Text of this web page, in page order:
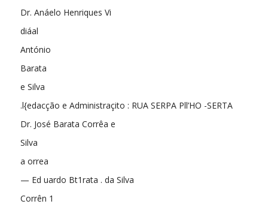
Dr. Anáelo Henriques Vi­
diáal
António
Barata
e Silva
.l{edacção e Administraçito : RUA SERPA Pll’HO -SERTA
Dr. José Barata Corrêa e
Silva
a orrea
— Ed uardo Bt1rata . da Silva
Corrên 1